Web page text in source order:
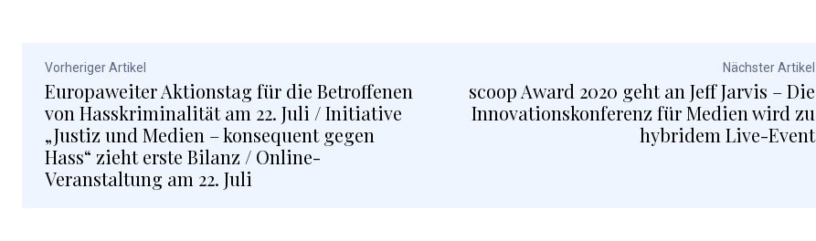
Vorheriger Artikel
Europaweiter Aktionstag für die Betroffenen
von Hasskriminalität am 22. Juli / Initiative
„Justiz und Medien – konsequent gegen
Hass“ zieht erste Bilanz / Online-
Veranstaltung am 22. Juli
Nächster Artikel
scoop Award 2020 geht an Jeff Jarvis – Die
Innovationskonferenz für Medien wird zu
hybridem Live-Event